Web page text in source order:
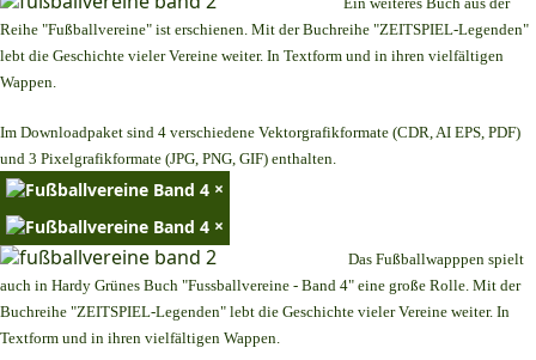
Reihe "Fußballvereine" ist erschienen. Mit der Buchreihe "ZEITSPIEL-Legenden"
lebt die Geschichte vieler Vereine weiter. In Textform und in ihren vielfältigen
Wappen.
Im Downloadpaket sind 4 verschiedene Vektorgrafikformate (CDR, AI EPS, PDF)
und 3 Pixelgrafikformate (JPG, PNG, GIF) enthalten.
×
×
Das Fußballwapppen spielt
auch in Hardy Grünes Buch "Fussballvereine - Band 4" eine große Rolle. Mit der
Buchreihe "ZEITSPIEL-Legenden" lebt die Geschichte vieler Vereine weiter. In
Textform und in ihren vielfältigen Wappen.